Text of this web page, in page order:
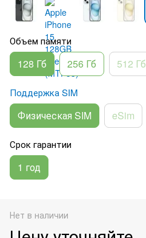
Объем памяти
128 Гб 256 Гб 512 Гб
Поддержка SIM
Физическая SIM eSim
Срок гарантии
1 год
Нет в наличии